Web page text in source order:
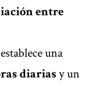
entre
una
diariasy un